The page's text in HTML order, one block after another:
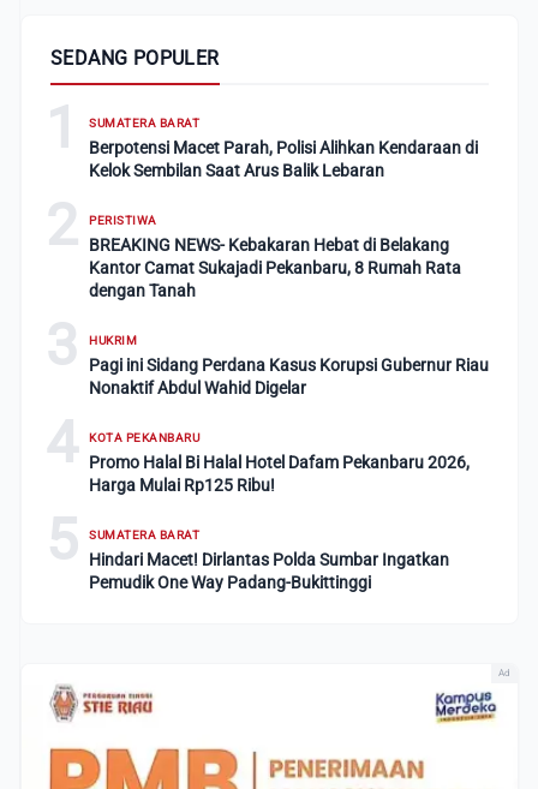
SEDANG POPULER
1 SUMATERA BARAT
Berpotensi Macet Parah, Polisi Alihkan Kendaraan di
Kelok Sembilan Saat Arus Balik Lebaran
2 PERISTIWA
BREAKING NEWS- Kebakaran Hebat di Belakang
Kantor Camat Sukajadi Pekanbaru, 8 Rumah Rata
dengan Tanah
3 HUKRIM
Pagi ini Sidang Perdana Kasus Korupsi Gubernur Riau
Nonaktif Abdul Wahid Digelar
4 KOTA PEKANBARU
Promo Halal Bi Halal Hotel Dafam Pekanbaru 2026,
Harga Mulai Rp125 Ribu!
5 SUMATERA BARAT
Hindari Macet! Dirlantas Polda Sumbar Ingatkan
Pemudik One Way Padang-Bukittinggi
Ad